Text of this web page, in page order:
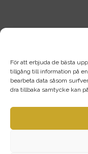
För att erbjuda de bästa
tillgång till information på
bearbeta data såsom
dra tillbaka samtycke kan